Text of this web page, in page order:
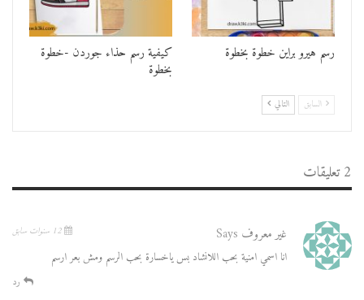
رسم هيرو براين خطوة بخطوة كيفية رسم حذاء جوردن -خطوة
بخطوة
السابق التالي
2 تعليقات
غير معروف Says
انا اسمي امنية بحب اللانشاد بس ياخسارة بحب الرسم ومش بعر ارسم
رد